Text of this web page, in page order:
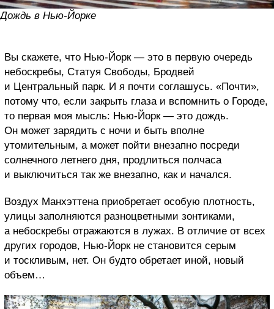
Дождь в Нью-Йорке
Вы скажете, что Нью-Йорк — это в первую очередь
небоскребы, Статуя Свободы, Бродвей
и Центральный парк. И я почти соглашусь. «Почти»,
потому что, если закрыть глаза и вспомнить о Городе,
то первая моя мысль: Нью-Йорк — это дождь.
Он может зарядить с ночи и быть вполне
утомительным, а может пойти внезапно посреди
солнечного летнего дня, продлиться полчаса
и выключиться так же внезапно, как и начался.
Воздух Манхэттена приобретает особую плотность,
улицы заполняются разноцветными зонтиками,
а небоскребы отражаются в лужах. В отличие от всех
других городов, Нью-Йорк не становится серым
и тоскливым, нет. Он будто обретает иной, новый
объем…